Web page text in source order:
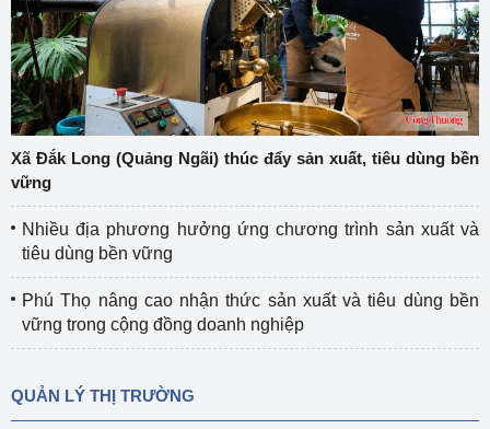
Xã Đắk Long (Quảng Ngãi) thúc đẩy sản xuất, tiêu dùng bền
vững
Nhiều địa phương hưởng ứng chương trình sản xuất và
tiêu dùng bền vững
Phú Thọ nâng cao nhận thức sản xuất và tiêu dùng bền
vững trong cộng đồng doanh nghiệp
QUẢN LÝ THỊ TRƯỜNG